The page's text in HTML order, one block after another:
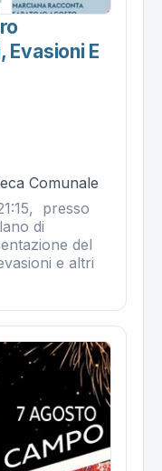
E
Comunale
presso
di
del
e altri